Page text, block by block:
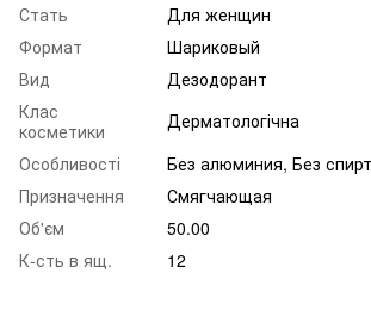
Стать
Для женщин
Формат
Шариковый
Вид
Дезодорант
Клас
косметики
Дерматологічна
Особливості
Без алюминия, Без
Призначення
Смягчающая
Об'єм
50.00
К-сть в ящ.
12